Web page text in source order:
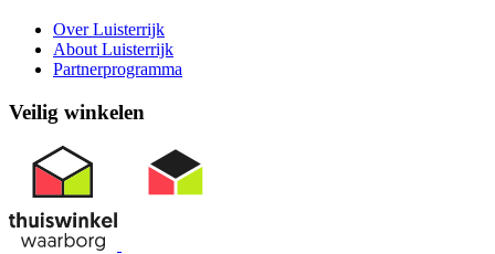
Over Luisterrijk
About Luisterrijk
Partnerprogramma
Veilig winkelen